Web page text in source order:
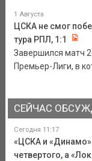
1 Августа
ЦСКА не смог
тура РПЛ, 1:1
Завершился матч
Премьер-Лиги, в
СЕЙЧАС
Сегодня 11:17
«ЦСКА и «Динамо»
четвертого, а